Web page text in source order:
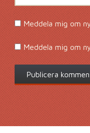
Meddela mig om
Meddela mig om